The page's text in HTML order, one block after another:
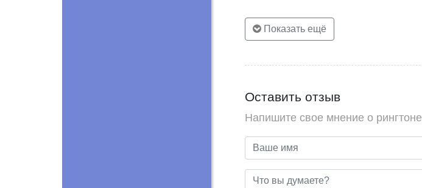
Показать ещё
Оставить отзыв
Напишите свое мнение о рингтоне